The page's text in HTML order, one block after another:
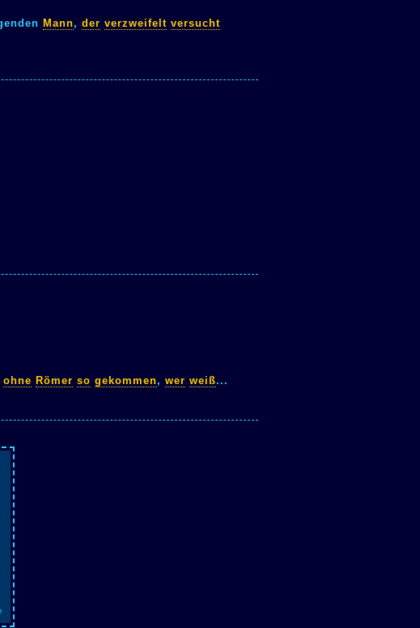
Mann, der verzweifelt versucht
ohne Römer so gekommen, wer weiß...